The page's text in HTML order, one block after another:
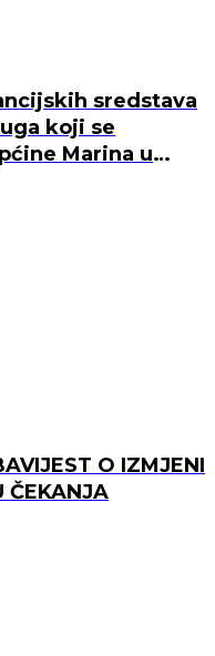
sredstava
koji se
Marina u
O IZMJENI
ČEKANJA